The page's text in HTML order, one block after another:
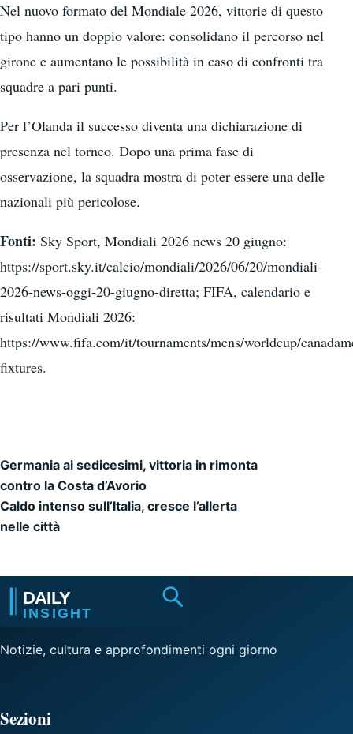
Nel nuovo formato del Mondiale 2026, vittorie di questo
tipo hanno un doppio valore: consolidano il percorso nel
girone e aumentano le possibilità in caso di confronti tra
squadre a pari punti.
Per l’Olanda il successo diventa una dichiarazione di
presenza nel torneo. Dopo una prima fase di
osservazione, la squadra mostra di poter essere una delle
nazionali più pericolose.
Fonti: Sky Sport, Mondiali 2026 news 20 giugno:
https://sport.sky.it/calcio/mondiali/2026/06/20/mondiali-
2026-news-oggi-20-giugno-diretta; FIFA, calendario e
risultati Mondiali 2026:
https://www.fifa.com/it/tournaments/mens/worldcup/
fixtures.
Navigazione articoli
Germania ai sedicesimi, vittoria in rimonta
contro la Costa d’Avorio
Caldo intenso sull’Italia, cresce l’allerta
nelle città
Notizie, cultura e approfondimenti ogni giorno
Sezioni